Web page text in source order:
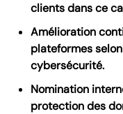
clients dans ce
Amélioration
plateformes
cybersécurité.
Nomination
protection des